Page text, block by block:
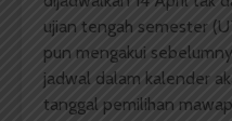
ujian tengah semester
pun mengakui
jadwal dalam kalender
tanggal pemilihan